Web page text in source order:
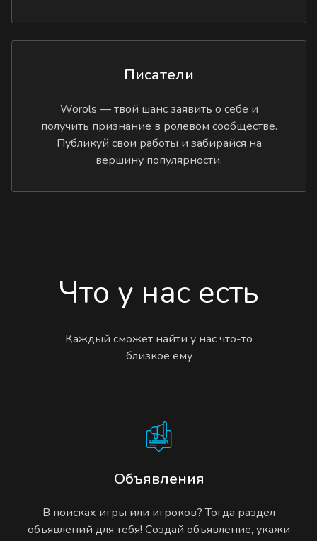
Писатели
Worols — твой шанс заявить о себе и
получить признание в ролевом сообществе.
Публикуй свои работы и забирайся на
вершину популярности.
Что у нас есть
Каждый сможет найти у нас что-то
близкое ему
Объявления
В поисках игры или игроков? Тогда раздел
объявлений для тебя! Создай объявление, укажи